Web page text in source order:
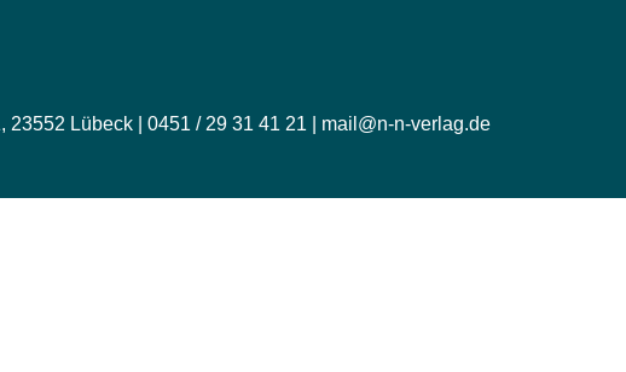
23552 Lübeck | 0451 / 29 31 41 21 | mail@n-n-verlag.de